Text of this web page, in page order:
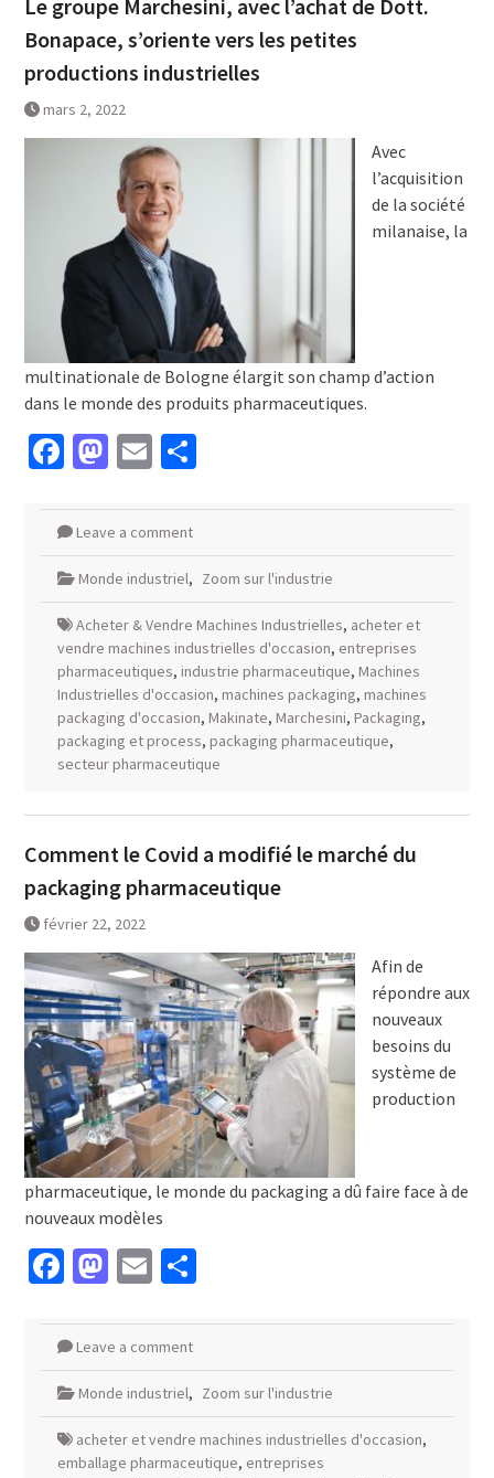
Le groupe Marchesini, avec l’achat de Dott.
Bonapace, s’oriente vers les petites
productions industrielles
mars 2, 2022
Avec
l’acquisition
de la société
milanaise, la
multinationale de Bologne élargit son champ d’action
dans le monde des produits pharmaceutiques.
Facebook
Mastodon
EmailPartager
Leave a comment
Monde industriel, Zoom sur l'industrie
Acheter & Vendre Machines Industrielles, acheter et
vendre machines industrielles d'occasion, entreprises
pharmaceutiques, industrie pharmaceutique, Machines
Industrielles d'occasion, machines packaging, machines
packaging d'occasion, Makinate, Marchesini, Packaging,
packaging et process, packaging pharmaceutique,
secteur pharmaceutique
Comment le Covid a modifié le marché du
packaging pharmaceutique
février 22, 2022
Afin de
répondre aux
nouveaux
besoins du
système de
production
pharmaceutique, le monde du packaging a dû faire face à de
nouveaux modèles
Facebook
Mastodon
EmailPartager
Leave a comment
Monde industriel, Zoom sur l'industrie
acheter et vendre machines industrielles d'occasion,
emballage pharmaceutique, entreprises